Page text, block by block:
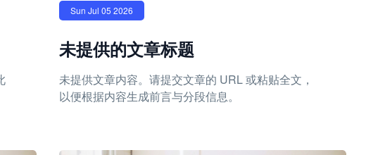
Sun Jul 05 2026
未提供的文章标题
未提供文章内容。请提交文章的 URL 或粘贴全文，
以便根据内容生成前言与分段信息。